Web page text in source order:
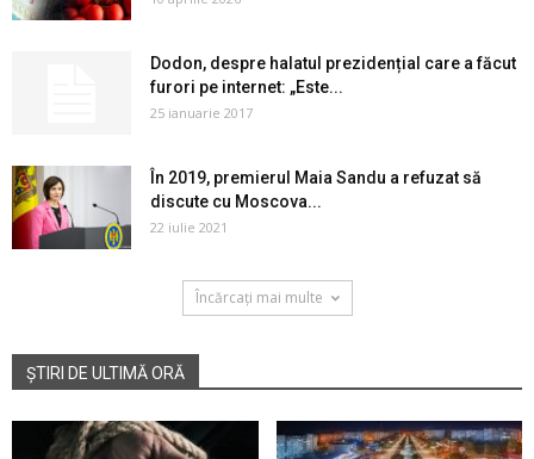
Dodon, despre halatul prezidențial care a făcut
furori pe internet: „Este...
25 ianuarie 2017
În 2019, premierul Maia Sandu a refuzat să
discute cu Moscova...
22 iulie 2021
Încărcați mai multe
ȘTIRI DE ULTIMĂ ORĂ